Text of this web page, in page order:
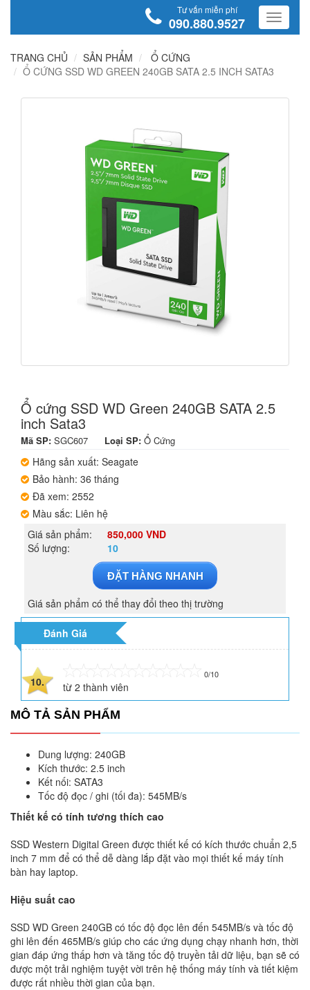
Tư vấn miễn phí
090.880.9527
TRANG CHỦ SẢN PHẨM
Ổ CỨNG
Ổ CỨNG SSD WD GREEN 240GB SATA 2.5 INCH SATA3
Ổ cứng SSD WD Green 240GB SATA 2.5
inch Sata3
Mã SP: SGC607 Loại SP: Ổ Cứng
Hãng sản xuất: Seagate
Bảo hành: 36 tháng
Đã xem: 2552
Màu sắc: Liên hệ
Giá sản phẩm:
850,000 VND
Số lượng:
10
ĐẶT HÀNG NHANH
Giá sản phẩm có thể thay đổi theo thị trường
Đánh Giá
10.
0/10
từ 2 thành viên
MÔ TẢ SẢN PHẨM
Dung lượng: 240GB
Kích thước: 2.5 inch
Kết nối: SATA3
Tốc độ đọc / ghi (tối đa): 545MB/s
Thiết kế có tính tương thích cao
SSD Western Digital Green được thiết kế có kích thước chuẩn 2,5
inch 7 mm để có thể dễ dàng lắp đặt vào mọi thiết kế máy tính
bàn hay laptop.
Hiệu suất cao
SSD WD Green 240GB có tốc độ đọc lên đến 545MB/s và tốc độ
ghi lên đến 465MB/s giúp cho các ứng dụng chạy nhanh hơn, thời
gian đáp ứng thấp hơn và tăng tốc độ truyền tải dữ liệu, bạn sẽ có
được một trải nghiệm tuyệt vời trên hệ thống máy tính và tiết kiệm
được rất nhiều thời gian của bạn.